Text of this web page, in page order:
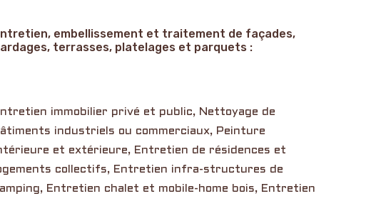
embellissement et traitement de façades,
terrasses, platelages et parquets :
immobilier privé et public, Nettoyage de
industriels ou commerciaux, Peinture
et extérieure, Entretien de résidences et
collectifs, Entretien infra-structures de
Entretien chalet et mobile-home bois, Entretien